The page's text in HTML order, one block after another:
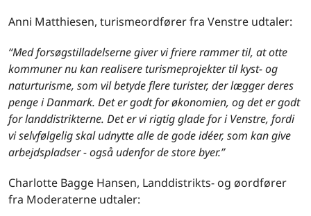
Anni Matthiesen, turismeordfører fra Venstre udtaler:
“Med forsøgstilladelserne giver vi friere rammer til, at otte
kommuner nu kan realisere turismeprojekter til kyst- og
naturturisme, som vil betyde flere turister, der lægger deres
penge i Danmark. Det er godt for økonomien, og det er godt
for landdistrikterne. Det er vi rigtig glade for i Venstre, fordi
vi selvfølgelig skal udnytte alle de gode idéer, som kan give
arbejdspladser - også udenfor de store byer.”
Charlotte Bagge Hansen, Landdistrikts- og øordfører
fra Moderaterne udtaler: